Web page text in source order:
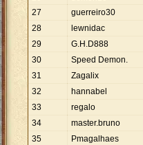
27
guerreiro30
28
lewnidac
29
G.H.D888
30
Speed Demon.
31
Zagalix
32
hannabel
33
regalo
34
master.bruno
35
Pmagalhaes